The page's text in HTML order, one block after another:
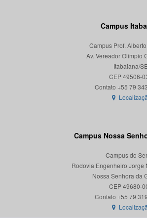
Campus
Campus Prof.
Av. Vereador Olímpio
Itabaiana/SE
CEP 49506-
Campus Nossa
Campus do
Rodovia Engenheiro Jorge
Nossa Senhora da
CEP 49680-